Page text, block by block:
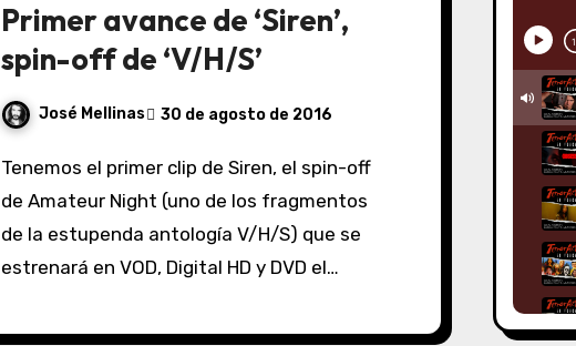
Primer avance de ‘Siren’,
spin-off de ‘V/H/S’
José Mellinas 30 de agosto de 2016
Tenemos el primer clip de Siren, el spin-off
de Amateur Night (uno de los fragmentos
de la estupenda antología V/H/S) que se
estrenará en VOD, Digital HD y DVD el…